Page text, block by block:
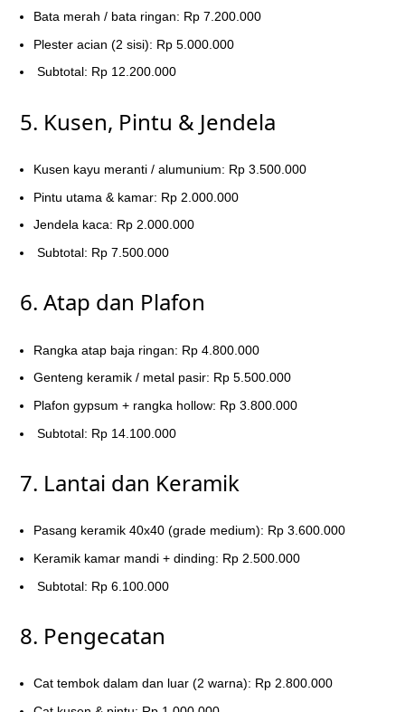
Bata merah / bata ringan: Rp 7.200.000
Plester acian (2 sisi): Rp 5.000.000
Subtotal: Rp 12.200.000
5. Kusen, Pintu & Jendela
Kusen kayu meranti / alumunium: Rp 3.500.000
Pintu utama & kamar: Rp 2.000.000
Jendela kaca: Rp 2.000.000
Subtotal: Rp 7.500.000
6. Atap dan Plafon
Rangka atap baja ringan: Rp 4.800.000
Genteng keramik / metal pasir: Rp 5.500.000
Plafon gypsum + rangka hollow: Rp 3.800.000
Subtotal: Rp 14.100.000
7. Lantai dan Keramik
Pasang keramik 40x40 (grade medium): Rp 3.600.000
Keramik kamar mandi + dinding: Rp 2.500.000
Subtotal: Rp 6.100.000
8. Pengecatan
Cat tembok dalam dan luar (2 warna): Rp 2.800.000